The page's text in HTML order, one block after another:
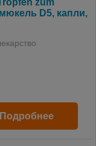
zum
D5, капли,
Подробнее